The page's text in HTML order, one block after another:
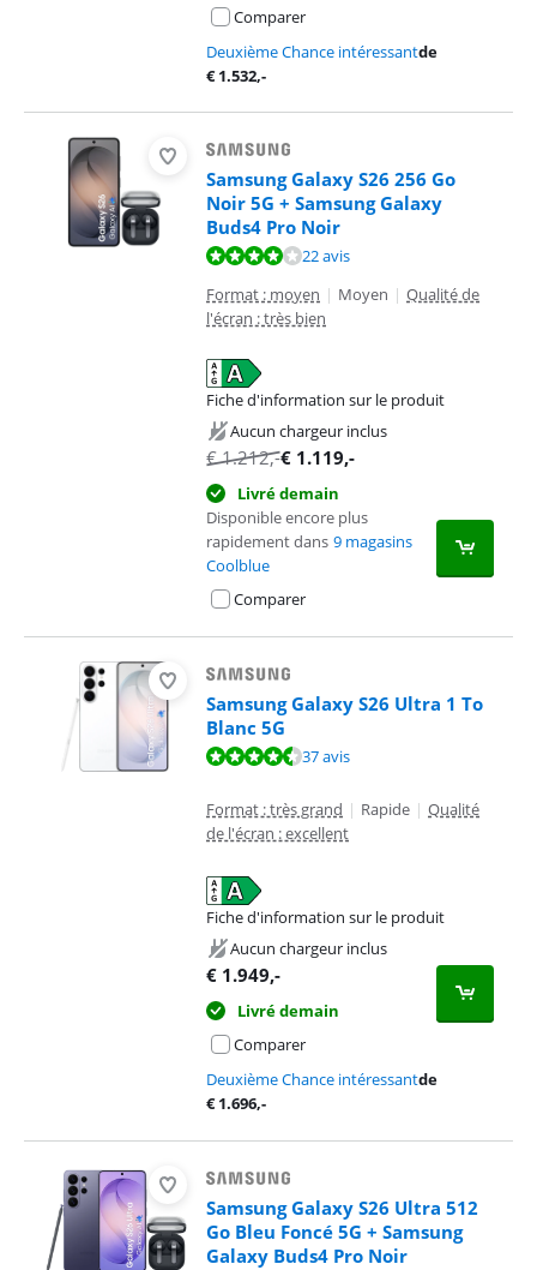
Comparer
Deuxième Chance intéressantde
€1.532,-
Samsung Galaxy S26 256 Go
Noir 5G + Samsung Galaxy
Buds4 Pro Noir
La note est de 8,3 sur 10, basée sur 22 avis.22 avis
Format : moyen | Moyen | Qualité de
l'écran : très bien
Fiche d'information sur le produit
s'ouvre dans un nouvel ongletAucun chargeur inclus
€1.212,-€ 1.119,-
Livré demain
Disponible encore plus
rapidement dans 9 magasins
Coolblue
Comparer
Samsung Galaxy S26 Ultra 1 To
Blanc 5G
La note est de 9,4 sur 10, basée sur 37 avis.37 avis
Format : très grand | Rapide | Qualité
de l'écran : excellent
Fiche d'information sur le produit
s'ouvre dans un nouvel ongletAucun chargeur inclus
€ 1.949,-
Livré demain
Comparer
Deuxième Chance intéressantde
€1.696,-
Samsung Galaxy S26 Ultra 512
Go Bleu Foncé 5G + Samsung
Galaxy Buds4 Pro Noir